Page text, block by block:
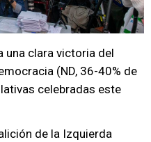
una clara victoria del
(ND, 36-40% de
celebradas este
de la Izquierda